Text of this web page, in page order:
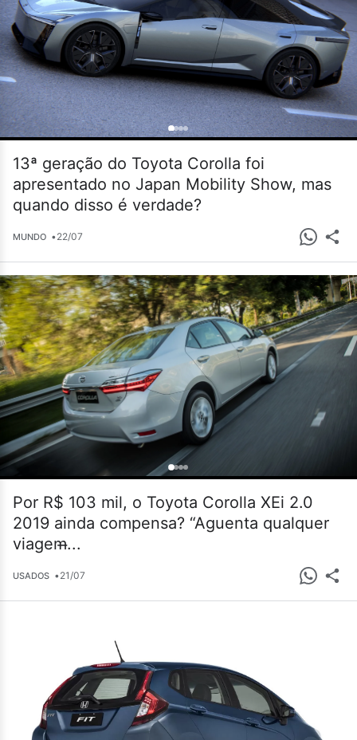
13ª geração do Toyota Corolla foi
apresentado no Japan Mobility Show, mas
quando disso é verdade?
MUNDO •22/07
Por R$ 103 mil, o Toyota Corolla XEi 2.0
2019 ainda compensa? “Aguenta qualquer
viagem̶...
USADOS •21/07